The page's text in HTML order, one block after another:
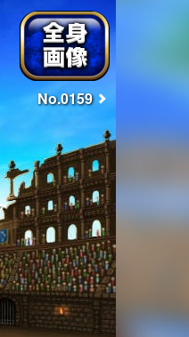
No.0159